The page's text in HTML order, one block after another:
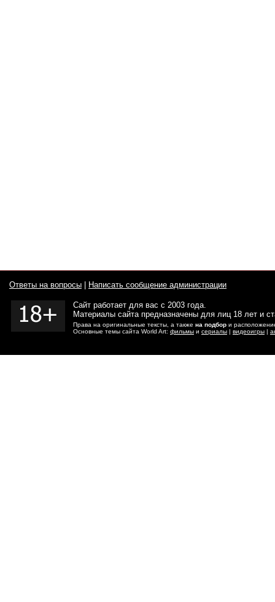
Ответы на вопросы Написать сообщение администрации
Сайт работает для вас с 2003 года.
Материалы сайта предназначены для лиц 18 лет и
Права на оригинальные тексты, а также на подбор и
Основные темы сайта World Art: фильмы и сериалы | видеоигры |